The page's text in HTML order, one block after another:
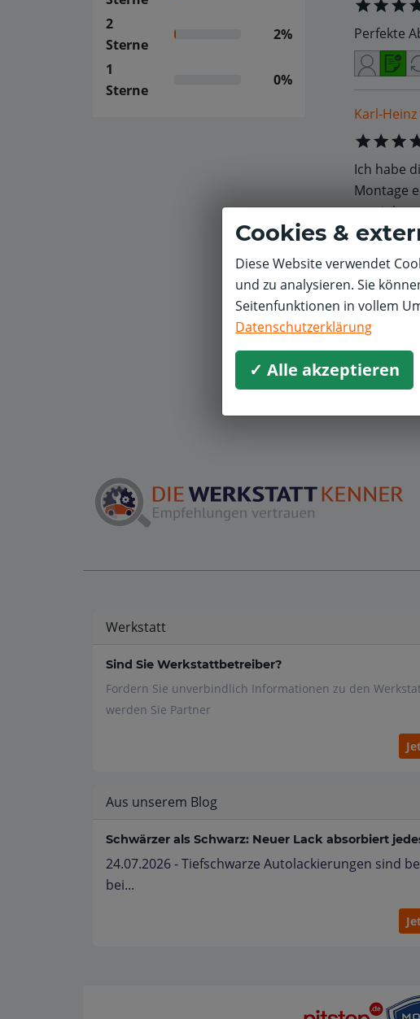
2
Sterne
2%
1
Sterne
0%
Perfekte
Karl-Heinz
Ich habe
Montage
Oliver L.
Alles
Werkstatt
Sind Sie Werkstattbetreiber?
Fordern Sie unverbindlich Informationen zu den
werden Sie Partner
Aus unserem Blog
Schwärzer als Schwarz: Neuer Lack absorbiert
24.07.2026 - Tiefschwarze Autolackierungen sind
bei...
Cookies &
Diese Website verwendet
und zu analysieren. Sie
Seitenfunktionen in vollem
Datenschutzerklärung
✓ Alle akzeptieren